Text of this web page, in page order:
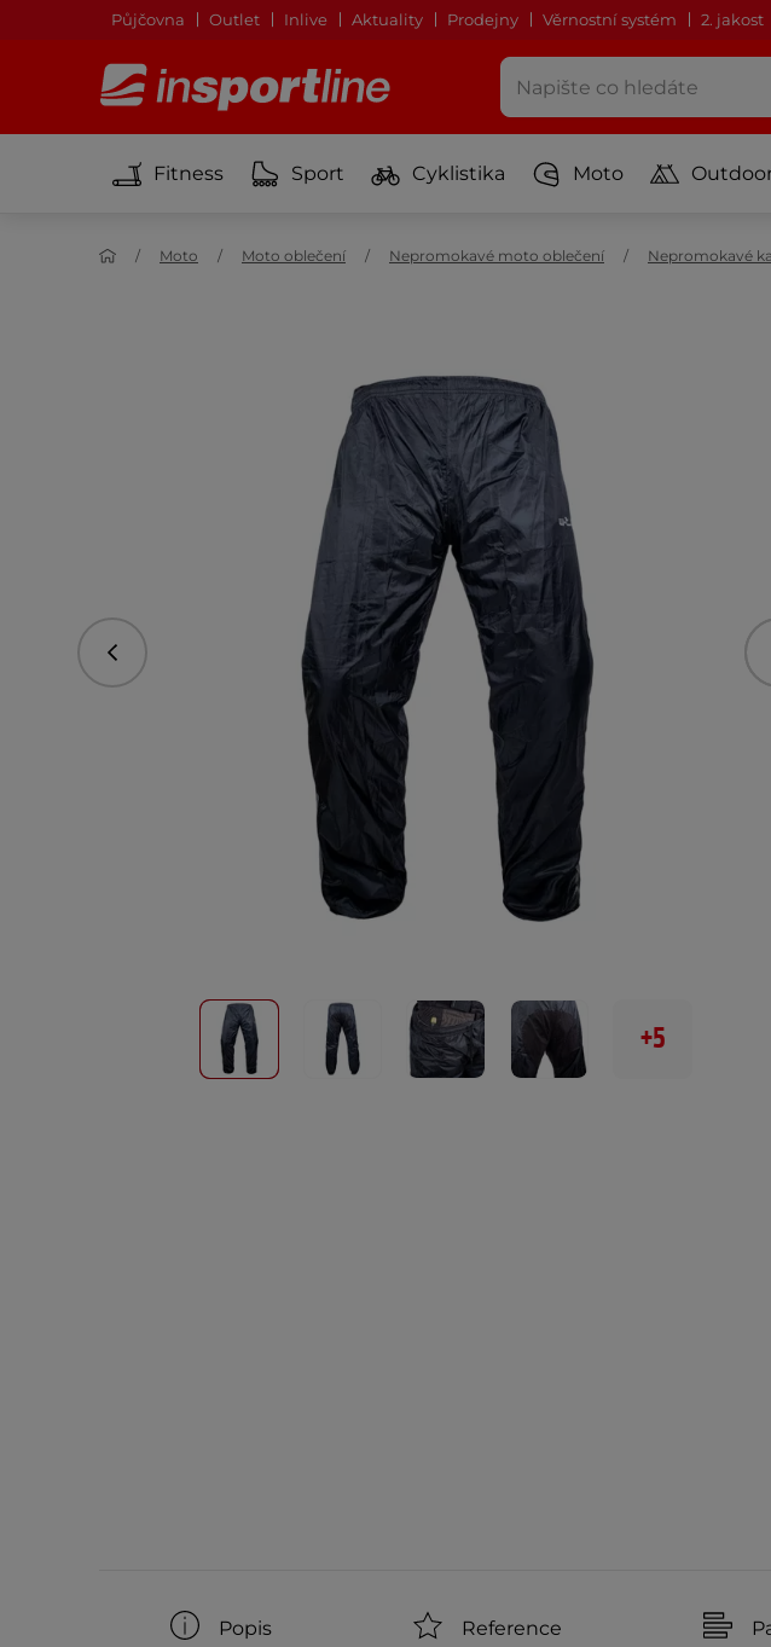
Půjčovna Outlet Inlive Aktuality Prodejny Věrnostní systém 2. jakost
Fitness Sport Cyklistika Moto
Moto Moto oblečení Nepromokavé moto oblečení Nepromokavé
Předchozí
+5
Popis Reference